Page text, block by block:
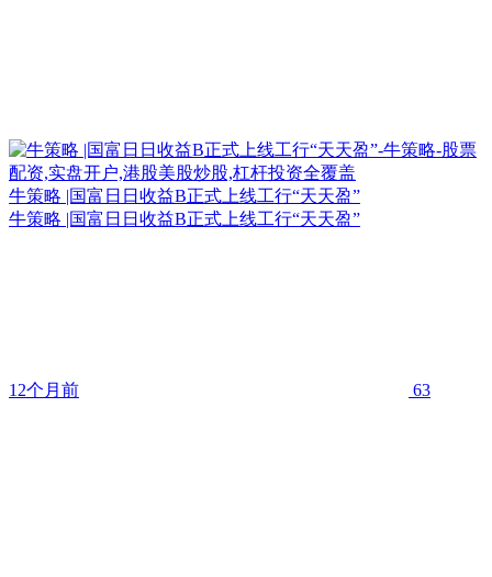
牛策略 |国富日日收益B正式上线工行“天天盈”
牛策略 |国富日日收益B正式上线工行“天天盈”
12个月前 63